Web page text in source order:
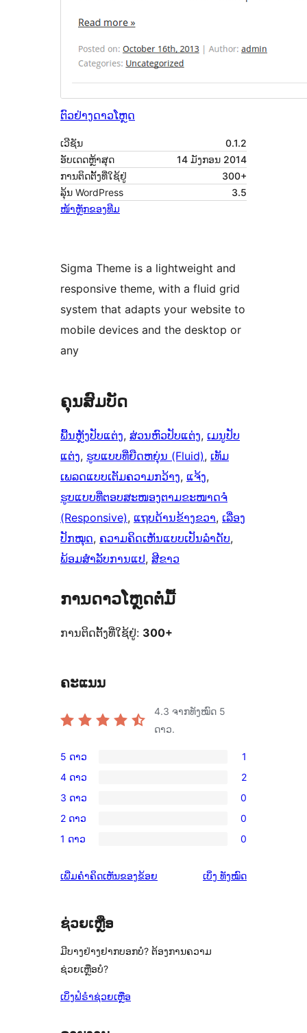
ຕົວຢ່າງດາວໂຫຼດ
ເວີຊັນ
0.1.2
ອັບເດດຫຼ້າສຸດ
14 ມັງກອນ 2014
ການຕິດຕັ້ງທີ່ໃຊ້ຢູ່
300+
ລຸ້ນ WordPress
3.5
ໜ້າຫຼັກຂອງທີມ
Sigma Theme is a lightweight and
responsive theme, with a fluid grid
system that adapts your website to
mobile devices and the desktop or
any
ຄຸນສົມບັດ
ພື້ນຫຼັງປັບແຕ່ງ, ສ່ວນຫົວປັບແຕ່ງ, ເມນູປັບ
ແຕ່ງ, ຮູບແບບທີ່ຍືດຫຍຸ່ນ (Fluid), ເທັມ
ເພລດແບບເຕັມຄວາມກວ້າງ, ແຈ້ງ
ຮູບແບບທີ່ຕອບສະໜອງຕາມຂະໜາດຈໍ
(Responsive), ແຖບດ້ານຂ້າງຂວາ, ເລື່ອງ
ປັກໝຸດ, ຄວາມຄິດເຫັນແບບເປັນລຳດັບ
ພ້ອມສຳລັບການແປ, ສີຂາວ
ການດາວໂຫຼດຕໍ່ມື້
ການຕິດຕັ້ງທີ່ໃຊ້ຢູ່: 300+
ຄະແນນ
4.3 ຈາກທັງໝົດ 5
ດາວ.
ການ
ວິຈານ
5
ດາວ
ຈຳນວນ
ລາຍການ
5 ດາວ 1
ການ
ວິຈານ
4
ດາວ
2
4 ດາວ 2
ການ
ວິຈານ
3
ຈຳນວນ
3 ດາວ 0
ການ
ວິຈານ
ດາວ
0
ລາຍການ
2 ດາວ 0
ການ
1
ຈຳນວນ
ລາຍການ
1 ດາວ 0
ເພີ່ມຄຳຄິດເຫັນຂອງຂ້ອຍ ເບິ່ງ ຄຳ
ທັງໝົດ
ຊ່ວຍເຫຼືອ
ມີບາງຢ່າງຢາກບອກບໍ? ຕ້ອງການຄວາມ
ຊ່ວຍເຫຼືອບໍ?
ເບິ່ງຟໍຣຳຊ່ວຍເຫຼືອ